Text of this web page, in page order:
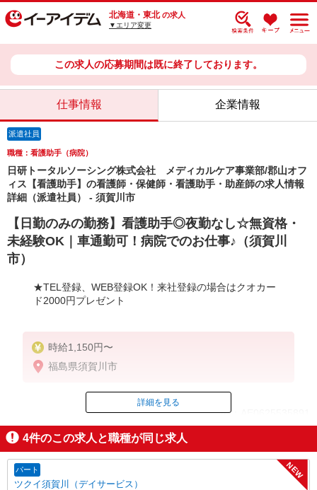
北海道・東北 の求人
▼エリア変更
この求人の応募期間は既に終了しております。
仕事情報 企業情報
派遣社員
職種：看護助手（病院）
日研トータルソーシング株式会社 メディカルケア事業部/郡山オフ
ィス【看護助手】の看護師・保健師・看護助手・助産師の求人情報
詳細（派遣社員） - 須賀川市
【日勤のみの勤務】看護助手◎夜勤なし☆無資格・
未経験OK｜車通勤可！病院でのお仕事♪（須賀川
市）
★TEL登録、WEB登録OK！来社登録の場合はクオカー
ド2000円プレゼント
時給1,150円〜
福島県須賀川市
ID：AE0625535891
掲載期間終了
詳細を見る
4件のこの求人と職種が同じ求人
パート
ツクイ須賀川（デイサービス）
NEW